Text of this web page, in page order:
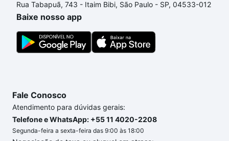
um apartamento
e conte com a gente para comprar
o imóvel dos seus sonhos com segurança e
conforto. Loft, com você até as chaves.
Rua Tabapuã, 743 - Itaim Bibi, São Paulo - SP, 04533-012
Baixe nosso app
Fale Conosco
Atendimento para dúvidas gerais:
Telefone e WhatsApp: +55 11 4020-2208
Segunda-feira a sexta-feira das 9:00 às 18:00